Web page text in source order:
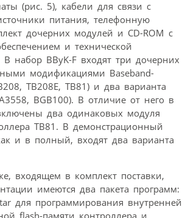
(рис. 5), кабели для связи с
питания, телефонную
дочерних модулей и CD-ROM с
и технической
В набор BByK-F входят три дочерних
модификациями Baseband-
TB208E, TB81) и два варианта
BGB100). В отличие от него в
два одинаковых модуля
TB81. В демонстрационный
и в полный, входят два варианта
входящем в комплект поставки,
имеются два пакета программ:
для программирования внутренней
flash-памяти контроллера и